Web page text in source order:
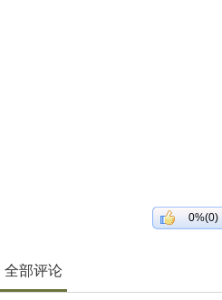
0%(0)
全部评论